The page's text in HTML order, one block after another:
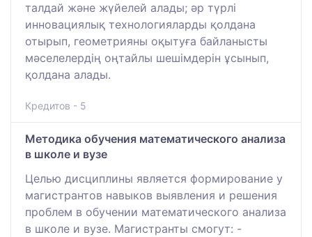
талдай және жүйелей алады; әр түрлі
инновациялық технологияларды қолдана
отырып, геометрияны оқытуға байланысты
мәселелердің оңтайлы шешімдерін ұсынып,
қолдана алады.
Кредитов - 5
Методика обучения математического анализа
в школе и вузе
Целью дисциплины является формирование у
магистрантов навыков выявления и решения
проблем в обучении математического анализа
в школе и вузе. Магистранты смогут: -